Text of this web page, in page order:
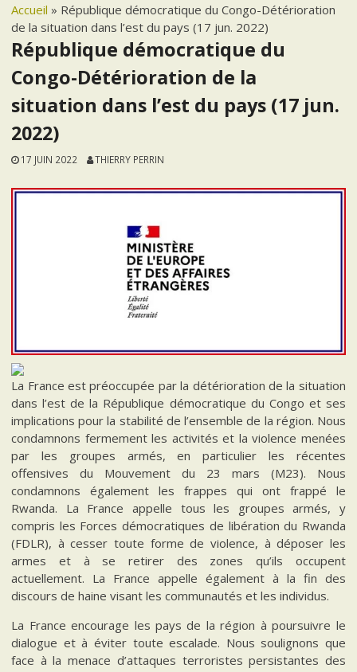
Accueil » République démocratique du Congo-Détérioration
de la situation dans l’est du pays (17 jun. 2022)
République démocratique du
Congo-Détérioration de la
situation dans l’est du pays (17 jun.
2022)
17 JUIN 2022 THIERRY PERRIN
La France est préoccupée par la détérioration de la situation
dans l’est de la République démocratique du Congo et ses
implications pour la stabilité de l’ensemble de la région. Nous
condamnons fermement les activités et la violence menées
par les groupes armés, en particulier les récentes
offensives du Mouvement du 23 mars (M23). Nous
condamnons également les frappes qui ont frappé le
Rwanda. La France appelle tous les groupes armés, y
compris les Forces démocratiques de libération du Rwanda
(FDLR), à cesser toute forme de violence, à déposer les
armes et à se retirer des zones qu’ils occupent
actuellement. La France appelle également à la fin des
discours de haine visant les communautés et les individus.
La France encourage les pays de la région à poursuivre le
dialogue et à éviter toute escalade. Nous soulignons que
face à la menace d’attaques terroristes persistantes des